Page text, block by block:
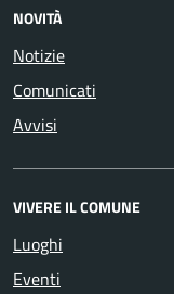
NOVITÀ
Notizie
Comunicati
Avvisi
VIVERE IL COMUNE
Luoghi
Eventi